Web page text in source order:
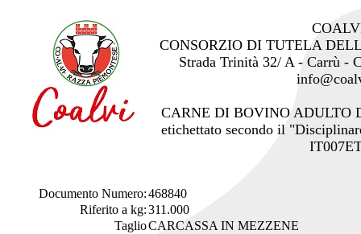
CONSORZIO DI TUTELA
Strada Trinità 32/ A - Carrù -
CARNE DI BOVINO ADULTO
etichettato secondo il
Documento Numero:468840
Riferito a kg:311.000
TaglioCARCASSA IN MEZZENE